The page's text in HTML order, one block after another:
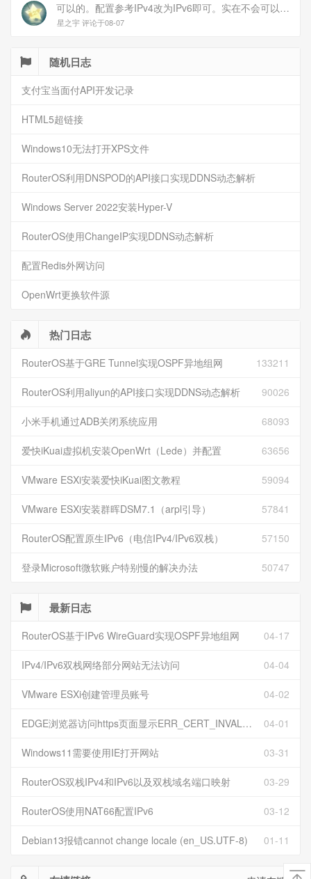
可以的。配置参考IPv4改为IPv6即可。实在不会可以用wireguard，这个简单和稳定
星之宇 评论于08-07
随机日志
支付宝当面付API开发记录
HTML5超链接
Windows10无法打开XPS文件
RouterOS利用DNSPOD的API接口实现DDNS动态解析
Windows Server 2022安装Hyper-V
RouterOS使用ChangeIP实现DDNS动态解析
配置Redis外网访问
OpenWrt更换软件源
热门日志
133211
RouterOS基于GRE Tunnel实现OSPF异地组网
90026
RouterOS利用aliyun的API接口实现DDNS动态解析
68093
小米手机通过ADB关闭系统应用
63656
爱快iKuai虚拟机安装OpenWrt（Lede）并配置
59094
VMware ESXi安装爱快iKuai图文教程
57841
VMware ESXi安装群晖DSM7.1（arpl引导）
57150
RouterOS配置原生IPv6（电信IPv4/IPv6双栈）
50747
登录Microsoft微软账户特别慢的解决办法
最新日志
04-17
RouterOS基于IPv6 WireGuard实现OSPF异地组网
04-04
IPv4/IPv6双栈网络部分网站无法访问
04-02
VMware ESXi创建管理员账号
04-01
EDGE浏览器访问https页面显示ERR_CERT_INVALID且无法跳过继续访问
03-31
Windows11需要使用IE打开网站
03-29
RouterOS双栈IPv4和IPv6以及双栈域名端口映射
03-12
RouterOS使用NAT66配置IPv6
01-11
Debian13报错cannot change locale (en_US.UTF-8)